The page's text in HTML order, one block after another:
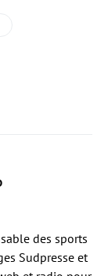
des sports
Sudpresse et